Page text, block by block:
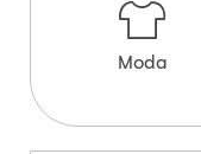
Moda